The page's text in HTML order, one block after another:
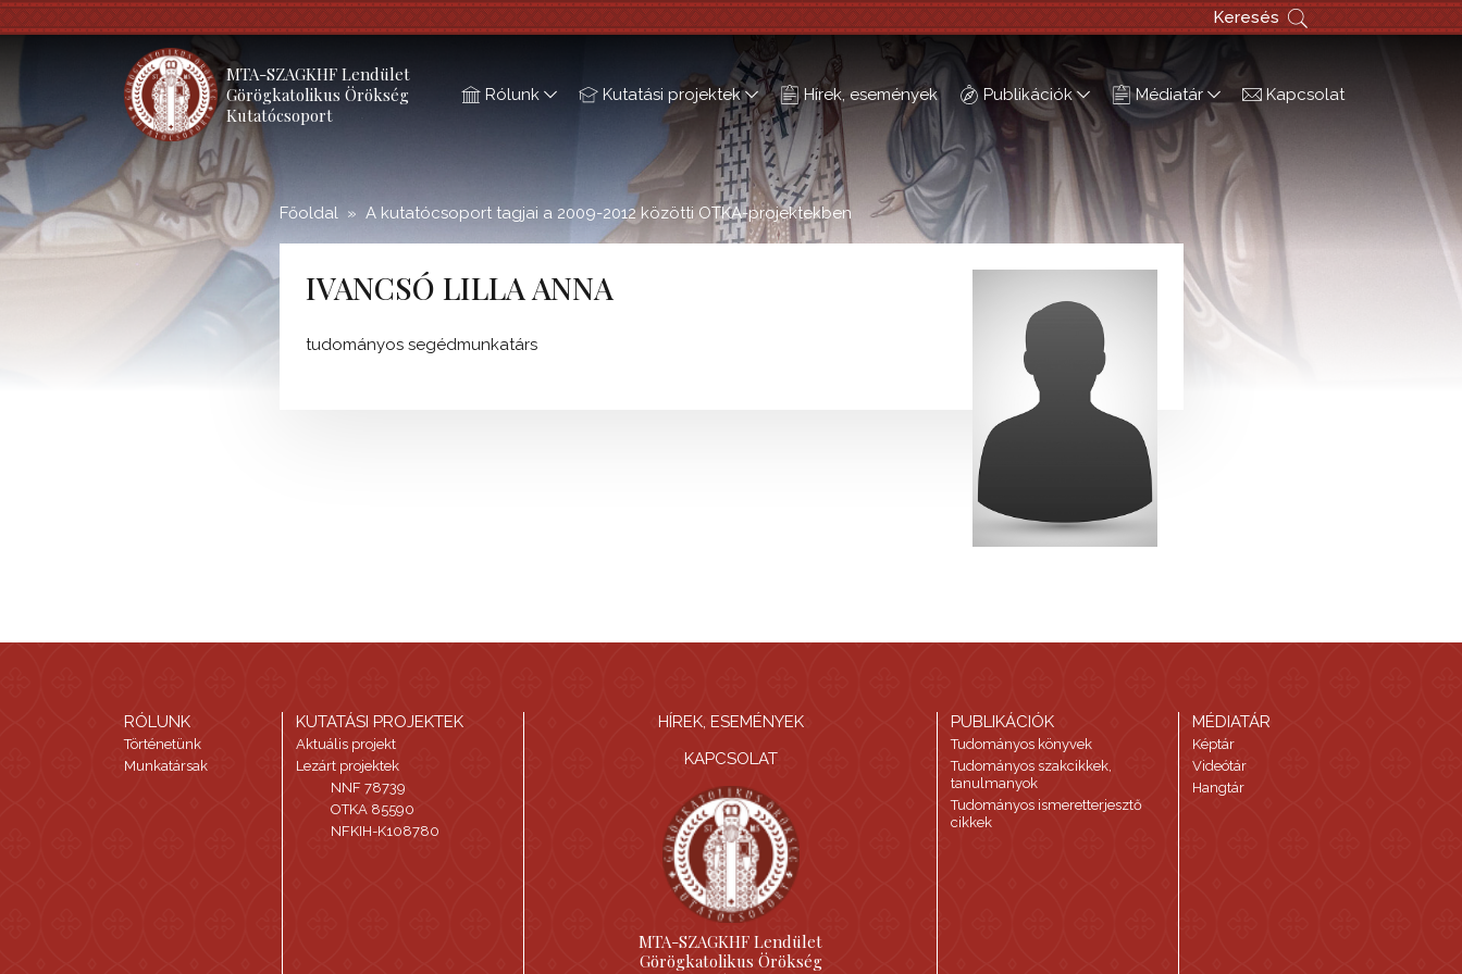
; Keresés
MTA-SZAGKHF Lendület
Görögkatolikus Örökség
Kutatócsoport
Rólunk Kutatási projektek Hírek, események Publikációk Médiatár Kapcsolat
Főoldal A kutatócsoport tagjai a 2009-2012 közötti OTKA-projektekben
IVANCSÓ LILLA ANNA
tudományos segédmunkatárs
HÍREK, ESEMÉNYEK
KAPCSOLAT
MTA-SZAGKHF Lendület
Görögkatolikus Örökség
RÓLUNK
Történetünk
Munkatársak
KUTATÁSI PROJEKTEK
Aktuális projekt
Lezárt projektek
NNF 78739
OTKA 85590
NFKIH-K108780
PUBLIKÁCIÓK
Tudományos könyvek
Tudományos szakcikkek,
tanulmanyok
Tudományos ismeretterjesztő
cikkek
MÉDIATÁR
Képtár
Videótár
Hangtár